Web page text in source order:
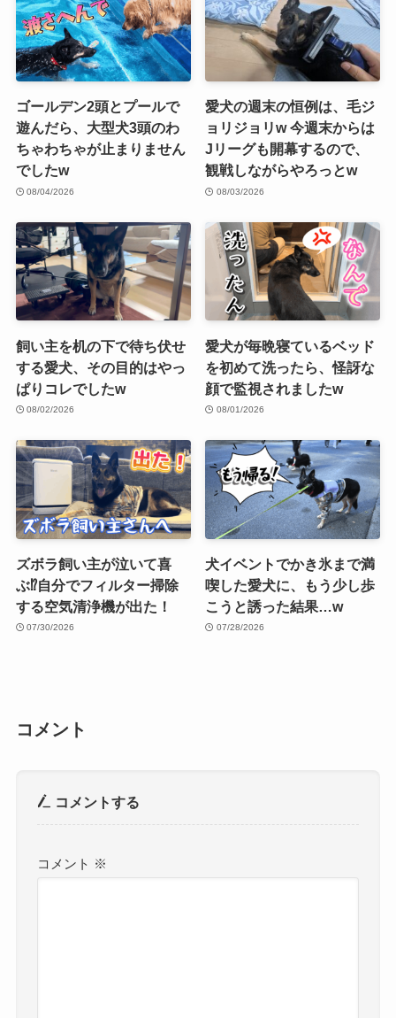
ゴールデン2頭とプールで
遊んだら、大型犬3頭のわ
ちゃわちゃが止まりません
でしたw
08/04/2026
愛犬の週末の恒例は、毛ジ
ョリジョリw 今週末からは
Jリーグも開幕するので、
観戦しながらやろっとw
08/03/2026
飼い主を机の下で待ち伏せ
する愛犬、その目的はやっ
ぱりコレでしたw
08/02/2026
愛犬が毎晩寝ているベッド
を初めて洗ったら、怪訝な
顔で監視されましたw
08/01/2026
ズボラ飼い主が泣いて喜
ぶ⁉︎自分でフィルター掃除
する空気清浄機が出た！
07/30/2026
犬イベントでかき氷まで満
喫した愛犬に、もう少し歩
こうと誘った結果…w
07/28/2026
コメント
コメントする
コメント ※